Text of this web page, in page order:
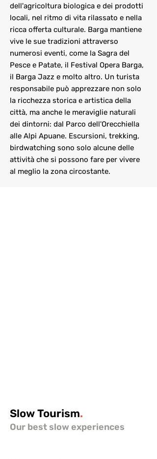
dell'agricoltura biologica e dei prodotti
locali, nel ritmo di vita rilassato e nella
ricca offerta culturale. Barga mantiene
vive le sue tradizioni attraverso
numerosi eventi, come la Sagra del
Pesce e Patate, il Festival Opera Barga,
il Barga Jazz e molto altro. Un turista
responsabile può apprezzare non solo
la ricchezza storica e artistica della
città, ma anche le meraviglie naturali
dei dintorni: dal Parco dell'Orecchiella
alle Alpi Apuane. Escursioni, trekking,
birdwatching sono solo alcune delle
attività che si possono fare per vivere
al meglio la zona circostante.
SlowTourism.
Our best slow experiences